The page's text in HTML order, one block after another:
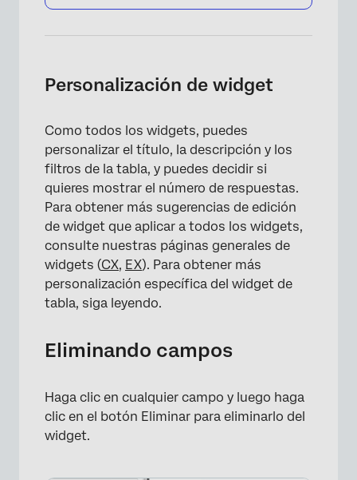
×
Personalización de widget
Como todos los widgets, puedes
personalizar el título, la descripción y los
filtros de la tabla, y puedes decidir si
quieres mostrar el número de respuestas.
Para obtener más sugerencias de edición
de widget que aplicar a todos los widgets,
consulte nuestras páginas generales de
widgets (CX, EX). Para obtener más
personalización específica del widget de
tabla, siga leyendo.
Eliminando campos
Haga clic en cualquier campo y luego haga
clic en el botón Eliminar para eliminarlo del
widget.